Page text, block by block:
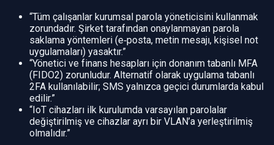
“Tüm çalışanlar kurumsal parola yöneticisini kullanmak
zorundadır. Şirket tarafından onaylanmayan parola
saklama yöntemleri (e‑posta, metin mesajı, kişisel not
uygulamaları) yasaktır.”
“Yönetici ve finans hesapları için donanım tabanlı MFA
(FIDO2) zorunludur. Alternatif olarak uygulama tabanlı
2FA kullanılabilir; SMS yalnızca geçici durumlarda kabul
edilir.”
“IoT cihazları ilk kurulumda varsayılan parolalar
değiştirilmiş ve cihazlar ayrı bir VLAN’a yerleştirilmiş
olmalıdır.”